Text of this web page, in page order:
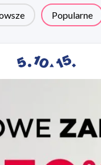
Popularne